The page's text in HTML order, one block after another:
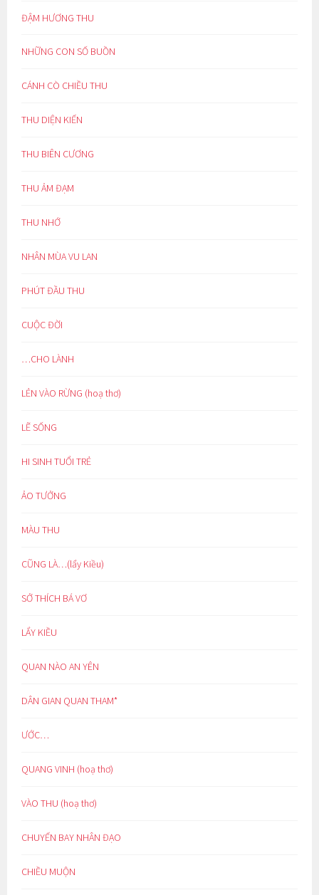
ĐẬM HƯƠNG THU
NHỮNG CON SỐ BUỒN
CÁNH CÒ CHIỀU THU
THU DIỆN KIẾN
THU BIÊN CƯƠNG
THU ẢM ĐẠM
THU NHỚ
NHÂN MÙA VU LAN
PHÚT ĐẦU THU
CUỘC ĐỜI
…CHO LÀNH
LẺN VÀO RỪNG (hoạ thơ)
LẼ SỐNG
HI SINH TUỔI TRẺ
ẢO TƯỞNG
MÀU THU
CŨNG LÀ…(lẩy Kiều)
SỞ THÍCH BÁ VƠ
LẨY KIỀU
QUAN NÀO AN YÊN
DÂN GIAN QUAN THAM*
ƯỚC…
QUANG VINH (hoạ thơ)
VÀO THU (hoạ thơ)
CHUYẾN BAY NHÂN ĐẠO
CHIỀU MUỘN